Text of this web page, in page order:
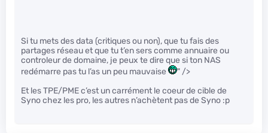
Si tu mets des data (critiques ou non), que tu fais des
partages réseau et que tu t’en sers comme annuaire ou
controleur de domaine, je peux te dire que si ton NAS
redémarre pas tu l’as un peu mauvaise
" />
Et les TPE/PME c’est un carrément le coeur de cible de
Syno chez les pro, les autres n’achètent pas de Syno :p